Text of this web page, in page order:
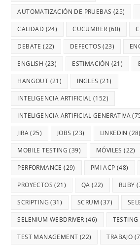
AUTOMATIZACIÓN DE PRUEBAS (25)
CALIDAD (24) CUCUMBER (60)
DEBATE (22) DEFECTOS (23)
ENGLISH (23) ESTIMACIÓN (21)
HANGOUT (21) INGLES (21)
INTELIGENCIA ARTIFICIAL (152)
INTELIGENCIA ARTIFICIAL GENERATIVA
JIRA(25) JOBS (23) LINKEDIN (28)
MOBILE TESTING (39) MÓVILES (22)
PERFORMANCE (29) PMI ACP (48)
PROYECTOS (21) QA (22) RUBY
SCRIPTING (31) SCRUM (37)
SELENIUM WEBDRIVER (46) TESTING
TEST MANAGEMENT (22) TRABAJO